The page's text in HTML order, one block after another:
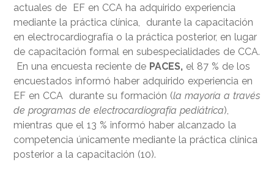
actuales de EF en CCA ha adquirido experiencia
mediante la práctica clínica, durante la capacitación
en electrocardiografía o la práctica posterior, en lugar
de capacitación formal en subespecialidades de CCA.
En una encuesta reciente de PACES, el 87 % de los
encuestados informó haber adquirido experiencia en
EF en CCA durante su formación (la mayoría a través
de programas de electrocardiografía pediátrica),
mientras que el 13 % informó haber alcanzado la
competencia únicamente mediante la práctica clínica
posterior a la capacitación (10).